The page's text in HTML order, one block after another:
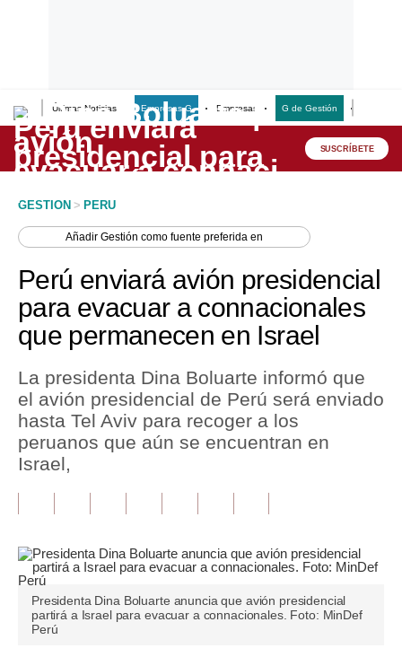
Últimas Noticias Empresas G Empresas G de Gestión
Lo último
Peru Quiosco
Economía
Mercados
Política
Finanzas Personales
Opinión
Editorial
SUSCRÍBETE
GESTION > PERU
AñadirGestión como fuente preferida en
Perú enviará avión presidencial
para evacuar a connacionales
que permanecen en Israel
La presidenta Dina Boluarte informó que
el avión presidencial de Perú será enviado
hasta Tel Aviv para recoger a los
peruanos que aún se encuentran en
Israel,
Presidenta Dina Boluarte anuncia que avión presidencial
partirá a Israel para evacuar a connacionales. Foto: MinDef
Perú